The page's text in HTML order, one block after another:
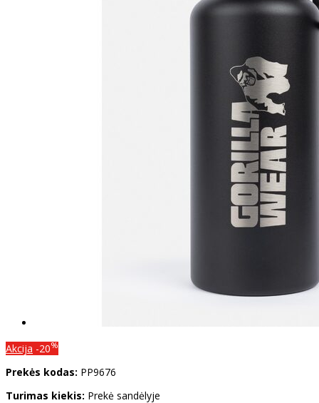
Akcija -20%
Prekės kodas: PP9676
Turimas kiekis: Prekė sandėlyje